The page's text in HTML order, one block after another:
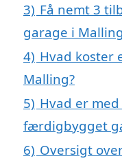
3) Få nemt 3
garage i
4) Hvad koster
Malling?
5) Hvad er
færdigbygget
6) Oversigt